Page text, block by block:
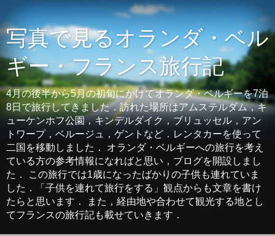
写真で見るオランダ・ベル
ギー・フランス旅行記
4月の後半から5月の初旬にかけてオランダ・ベルギーを7泊
8日で旅行してきました．訪れた場所はアムステルダム，キ
ューケンホフ公園，キンデルダイク，ブリュッセル，アン
トワープ，ベルージュ，ゲントなど．レンタカーを使って
二国を移動しました． オランダ・ベルギーへの旅行を考え
ている方の参考情報になればと思い，ブログを開設しまし
た． この旅行では1歳になったばかりの子供も連れていま
した．「子供を連れて旅行をする」観点からも文章を書け
たらと思います． また，経由地や合わせて観光する地とし
てフランスの旅行記も載せていきます．